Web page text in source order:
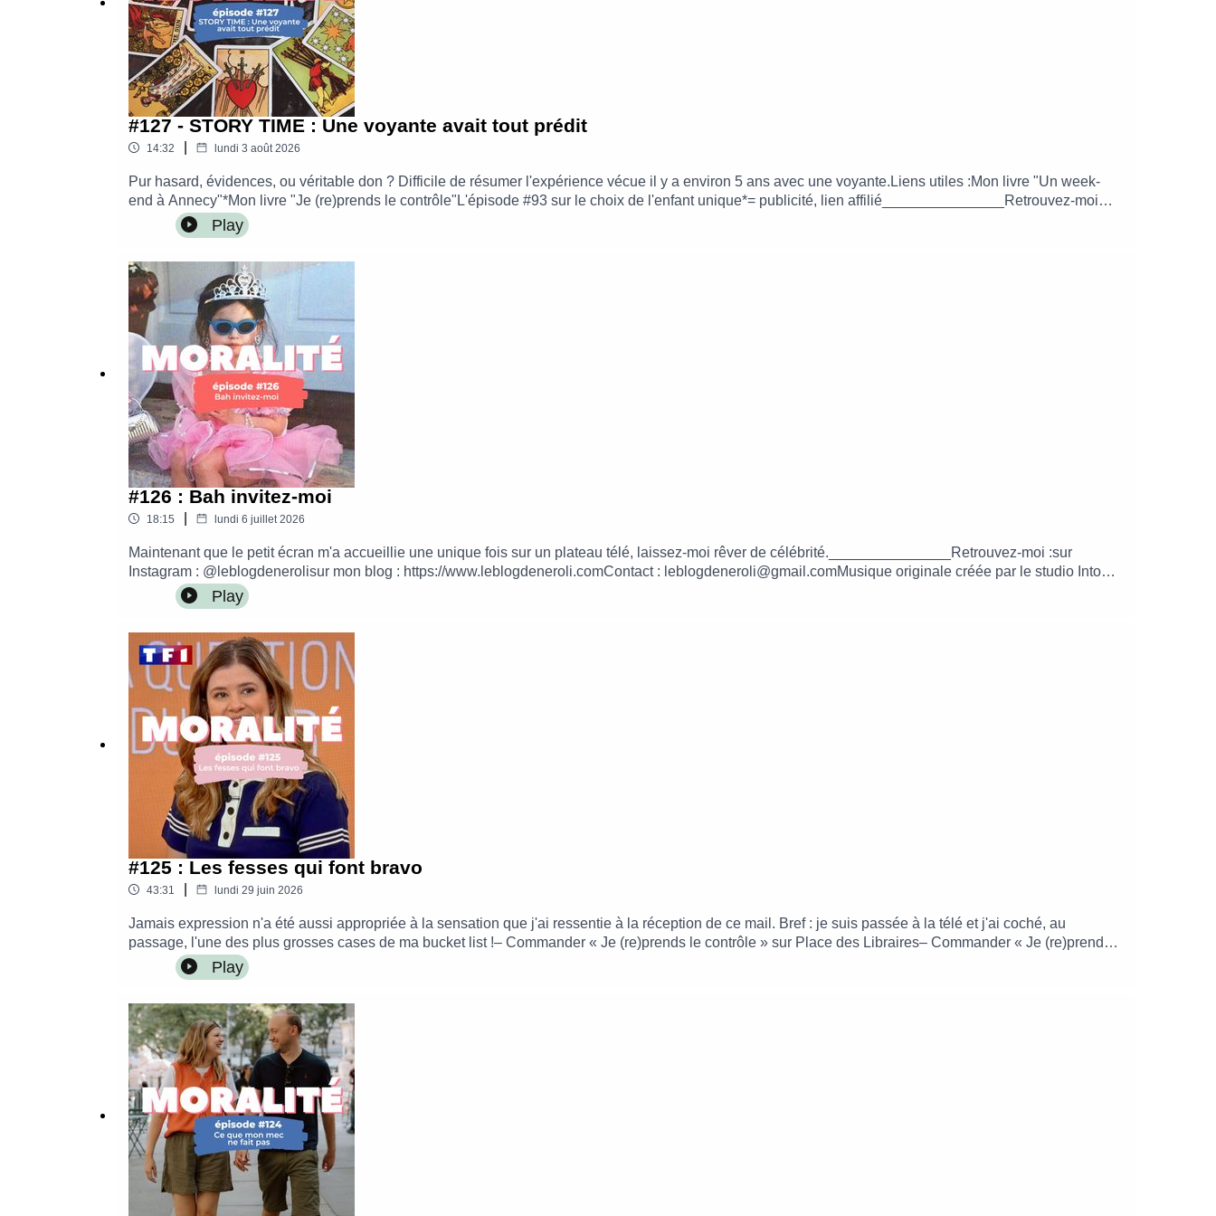
#127 - STORY TIME : Une voyante avait tout prédit
14:32 lundi 3 août 2026
Pur hasard, évidences, ou véritable don ? Difficile de résumer l'expérience vécue il y a environ 5 ans avec une voyante.Liens utiles :Mon livre "Un week-
end à Annecy"*Mon livre "Je (re)prends le contrôle"L'épisode #93 sur le choix de l'enfant unique*= publicité, lien affilié_______________Retrouvez-moi
:sur Instagram : @leblogdenerolisur mon blog : https://www.leblogdeneroli.comContact : leblogdeneroli@gmail.comMusique originale créée par le studio
Into The WaveMontage par Alice Krief - Les Belles Fréquences
Play
#126 : Bah invitez-moi
18:15 lundi 6 juillet 2026
Maintenant que le petit écran m'a accueillie une unique fois sur un plateau télé, laissez-moi rêver de célébrité._______________Retrouvez-moi :sur
Instagram : @leblogdenerolisur mon blog : https://www.leblogdeneroli.comContact : leblogdeneroli@gmail.comMusique originale créée par le studio Into
The WaveMontage par Alice Krief - Les Belles Fréquences
Play
#125 : Les fesses qui font bravo
43:31 lundi 29 juin 2026
Jamais expression n'a été aussi appropriée à la sensation que j'ai ressentie à la réception de ce mail. Bref : je suis passée à la télé et j'ai coché, au
passage, l'une des plus grosses cases de ma bucket list !– Commander « Je (re)prends le contrôle » sur Place des Libraires– Commander « Je (re)prends
le contrôle » sur la Fnac– Commander « Je (re)prends le contrôle » sur AmazonLe haut que je portais ce jour-là vient de chez Balzac Paris* !Le replay n'est
plus disponible à l'heure actuelle, mais vous pouvez visionner mon passage ici !*= publicité, lien affilié_______________Retrouvez-moi :sur Instagram :
WaveMontage par Alice Krief - Les Belles Fréquences
Play